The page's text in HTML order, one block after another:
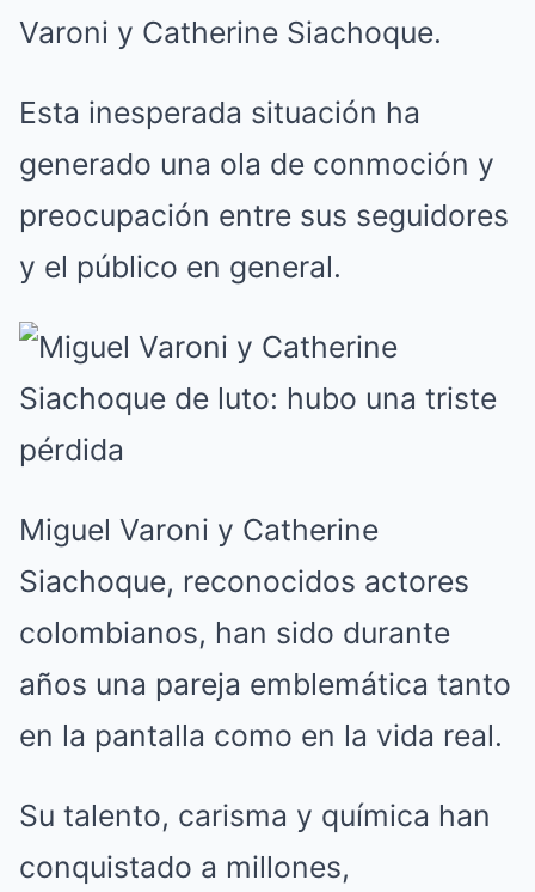
Varoni y Catherine Siachoque.
Esta inesperada situación ha
generado una ola de conmoción y
preocupación entre sus seguidores
y el público en general.
Miguel Varoni y Catherine
Siachoque, reconocidos actores
colombianos, han sido durante
años una pareja emblemática tanto
en la pantalla como en la vida real.
Su talento, carisma y química han
conquistado a millones,